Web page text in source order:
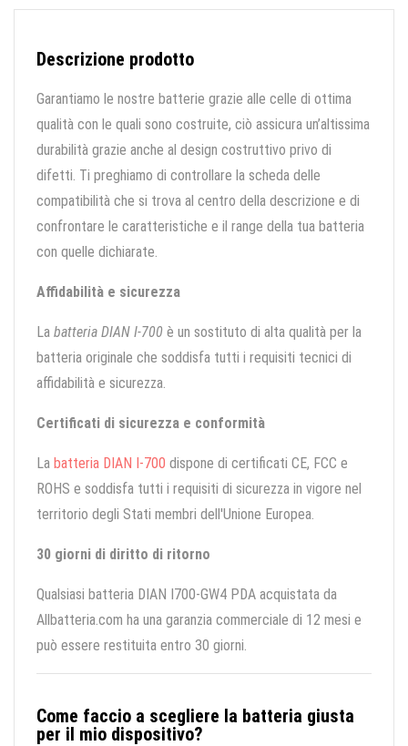
Descrizione prodotto
Garantiamo le nostre batterie grazie alle celle di ottima
qualità con le quali sono costruite, ciò assicura un’altissima
durabilità grazie anche al design costruttivo privo di
difetti. Ti preghiamo di controllare la scheda delle
compatibilità che si trova al centro della descrizione e di
confrontare le caratteristiche e il range della tua batteria
con quelle dichiarate.
Affidabilità e sicurezza
La batteria DIAN I-700 è un sostituto di alta qualità per la
batteria originale che soddisfa tutti i requisiti tecnici di
affidabilità e sicurezza.
Certificati di sicurezza e conformità
La batteria DIAN I-700 dispone di certificati CE, FCC e
ROHS e soddisfa tutti i requisiti di sicurezza in vigore nel
territorio degli Stati membri dell'Unione Europea.
30 giorni di diritto di ritorno
Qualsiasi batteria DIAN I700-GW4 PDA acquistata da
Allbatteria.com ha una garanzia commerciale di 12 mesi e
può essere restituita entro 30 giorni.
Come faccio a scegliere la batteria giusta
per il mio dispositivo?